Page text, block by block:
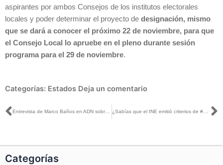
aspirantes por ambos Consejos de los institutos electorales
locales y poder determinar el proyecto de designación, mismo
que se dará a conocer el próximo 22 de noviembre, para que
el Consejo Local lo apruebe en el pleno durante sesión
programa para el 29 de noviembre.
Categorías: Estados Deja un comentario
Ant ¿Sabías que el INE emitió criterios de #Paridad para el registro de candidaturas federales?
Categorías